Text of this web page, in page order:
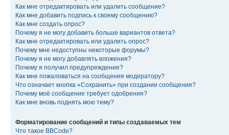
Как мне отредактировать или удалить сообщение?
Как мне добавить подпись к своему сообщению?
Как мне создать опрос?
Почему я не могу добавить больше вариантов ответа?
Как мне отредактировать или удалить опрос?
Почему мне недоступны некоторые форумы?
Почему я не могу добавлять вложения?
Почему я получил предупреждение?
Как мне пожаловаться на сообщения модератору?
Что означает кнопка «Сохранить» при создании сообщения?
Почему моё сообщение требует одобрения?
Как мне вновь поднять мою тему?
Форматирование сообщений и типы создаваемых тем
Что такое BBCode?